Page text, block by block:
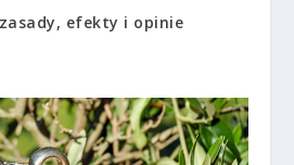
efekty i opinie